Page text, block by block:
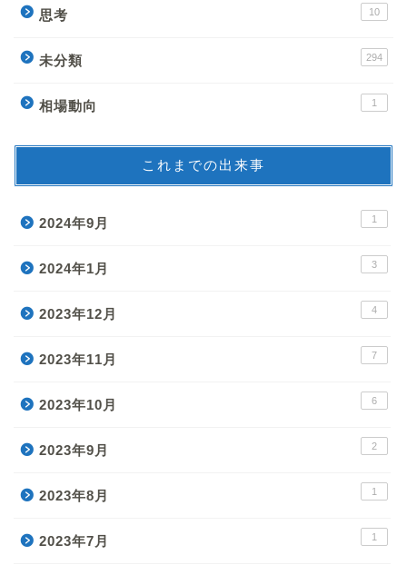
思考 10
未分類 294
相場動向 1
これまでの出来事
2024年9月 1
2024年1月 3
2023年12月 4
2023年11月 7
2023年10月 6
2023年9月 2
2023年8月 1
2023年7月 1